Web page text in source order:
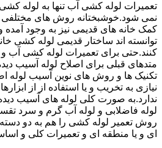
تعمیرات لوله کشی آب تنها به لوله
نمی شود.خوشبختانه روش های مختلفی
کمک خانه های قدیمی نیز به وجود آمده
توانسته اند ساختار قدیمی لوله کشی
کنند.حتی برای تعمیرات لوله کشی آب
متدهای قبلی برای اصلاح لوله آسیب
تکنیک ها و روش های نوین آسیب لوله
نیازی به تخریب و یا استفاده از از
ندارد.به صورت کلی لوله های آسیب
لوله فاضلابی و لوله آب گرم و سرد
روش تعمیر لوله کشی را هم به دو
ای و یا منطقه ای و تعمیرات کلی و